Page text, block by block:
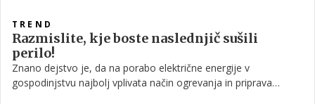
TREND
Razmislite, kje boste naslednjič sušili
perilo!
Znano dejstvo je, da na porabo električne energije v
gospodinjstvu najbolj vplivata način ogrevanja in priprava